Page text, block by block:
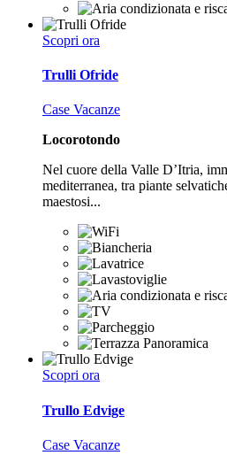
Scopri ora
Trulli Ofride
Case Vacanze
Locorotondo
Nel cuore della Valle D’Itria,
mediterranea, tra piante
maestosi...
Scopri ora
Trullo Edvige
Case Vacanze